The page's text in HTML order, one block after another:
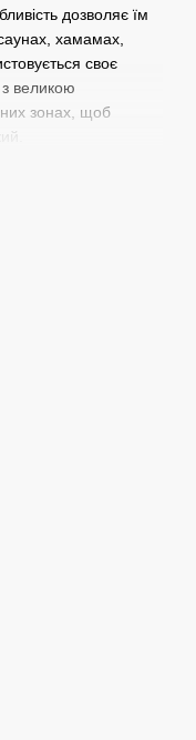
дозволяє їм
хамамах,
своє
з великою
зонах, щоб